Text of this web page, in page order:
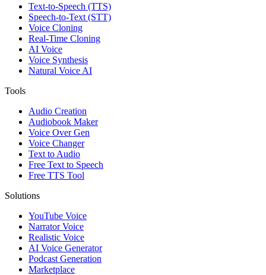
Text-to-Speech (TTS)
Speech-to-Text (STT)
Voice Cloning
Real-Time Cloning
AI Voice
Voice Synthesis
Natural Voice AI
Tools
Audio Creation
Audiobook Maker
Voice Over Gen
Voice Changer
Text to Audio
Free Text to Speech
Free TTS Tool
Solutions
YouTube Voice
Narrator Voice
Realistic Voice
AI Voice Generator
Podcast Generation
Marketplace